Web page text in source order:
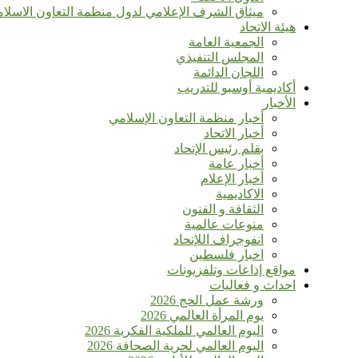
ميثاق الشرف الإعلامي لدول منظمة التعاون
هيئة الاتحاد
الجمعية العامة
المجلس التنفيذي
اللجان الدائمة
أكاديمية أوسبو للتدريب
الأخبار
أخبار منظمة التعاون الإسلامي
أخبار الاتحاد
بقلم رئيس الإتحاد
أخبار عامة
أخبار الإعلام
الاكاديمية
الثقافة و الفنون
منوعات عالمية
انفوجراف اللإتحاد
اخبار فلسطين
مواقع إذاعات وتلفزيونات
احداث و فعاليات
ورشة عمل الحج 2026
يوم المرأة العالمي 2026
اليوم العالمي للملكية الفكرية 2026
اليوم العالمي لحرية الصحافة 2026